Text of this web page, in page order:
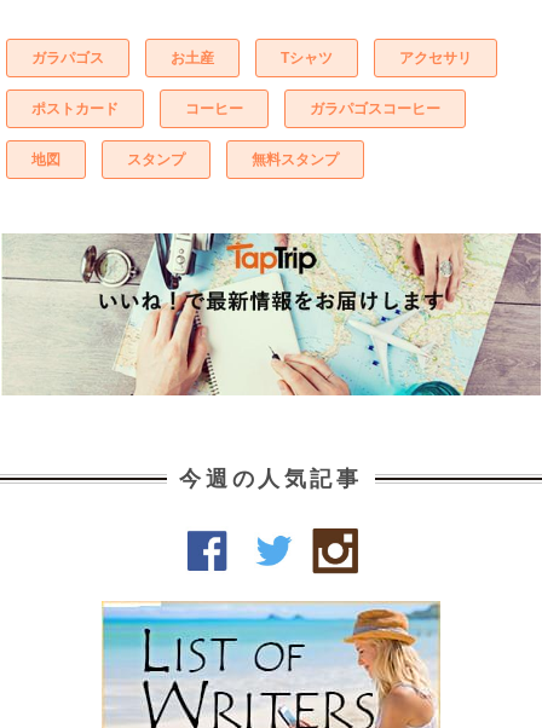
ガラパゴス お土産 Tシャツ アクセサリ
ポストカード コーヒー ガラパゴスコーヒー
地図 スタンプ 無料スタンプ
今週の人気記事